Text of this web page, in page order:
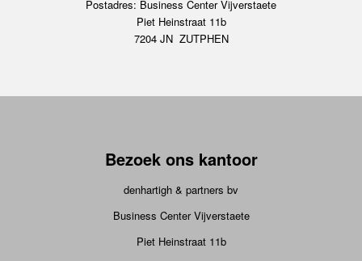
Postadres: Business Center Vijverstaete
Piet Heinstraat 11b
7204 JN ZUTPHEN
Bezoek ons kantoor
denhartigh & partners bv
Business Center Vijverstaete
Piet Heinstraat 11b